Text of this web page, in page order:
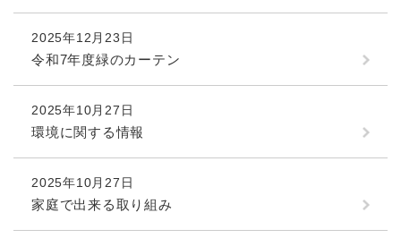
2025年12月23日
令和7年度緑のカーテン
2025年10月27日
環境に関する情報
2025年10月27日
家庭で出来る取り組み